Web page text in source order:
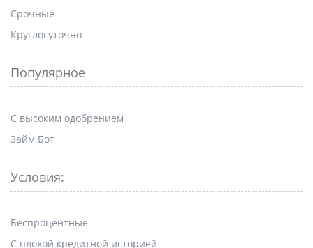
Срочные
Круглосуточно
Популярное
С высоким одобрением
Займ Бот
Условия:
Беспроцентные
С плохой кредитной историей